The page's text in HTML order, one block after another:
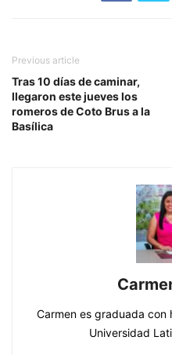
Previous article
Tras 10 días de caminar,
llegaron este jueves los
romeros de Coto Brus a la
Basílica
Carmen es graduada con
Universidad